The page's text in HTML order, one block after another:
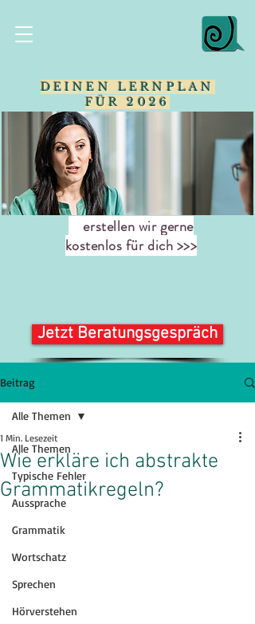
DEINEN LERNPLAN
FÜR 2026
erstellen wir gerne
kostenlos für dich >>>
Jetzt Beratungsgespräch
Beitrag
Alle Themen
Typische Fehler
Aussprache
Grammatik
Wortschatz
Sprechen
Hörverstehen
Alle Themen
Wie erkläre ich abstrakte
Grammatikregeln?
1 Min. Lesezeit